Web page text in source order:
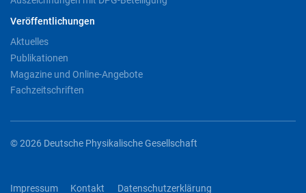
Veröffentlichungen
Aktuelles
Publikationen
Magazine und Online-Angebote
Fachzeitschriften
© 2026 Deutsche Physikalische Gesellschaft
Impressum Kontakt Datenschutzerklärung